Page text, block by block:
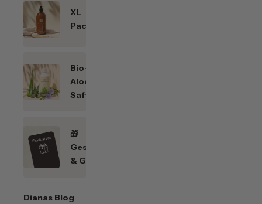
XL
Packungen
Bio-
Aloe
Saft
🎁
Geschenkefinder
& Gutscheine
Dianas Blog